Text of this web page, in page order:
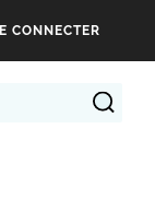
CONNECTER